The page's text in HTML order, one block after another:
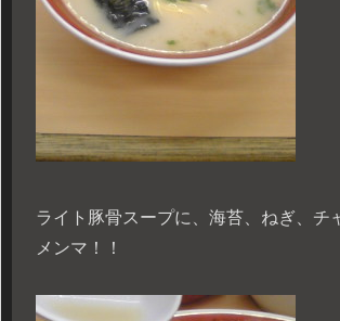
ライト豚骨スープに、海苔、ねぎ、チ
メンマ！！